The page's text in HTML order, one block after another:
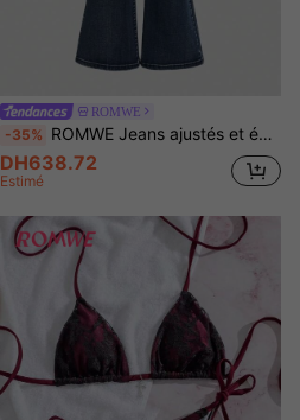
ROMWE
-35% ROMWE Jeans ajustés et évasés à taille basse, style vintage brodé chic punk pour femmes de petite taille
DH638.72
Estimé